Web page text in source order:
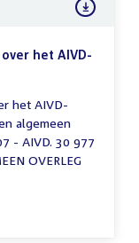
het AIVD-
het AIVD-
algemeen
- AIVD. 30 977
OVERLEG